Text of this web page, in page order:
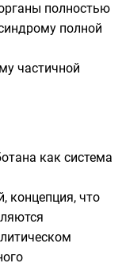
полностью
полной
частичной
как система
концепция, что